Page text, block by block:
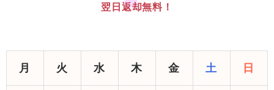
翌日返却無料！
月 火 水 木 金 土 日